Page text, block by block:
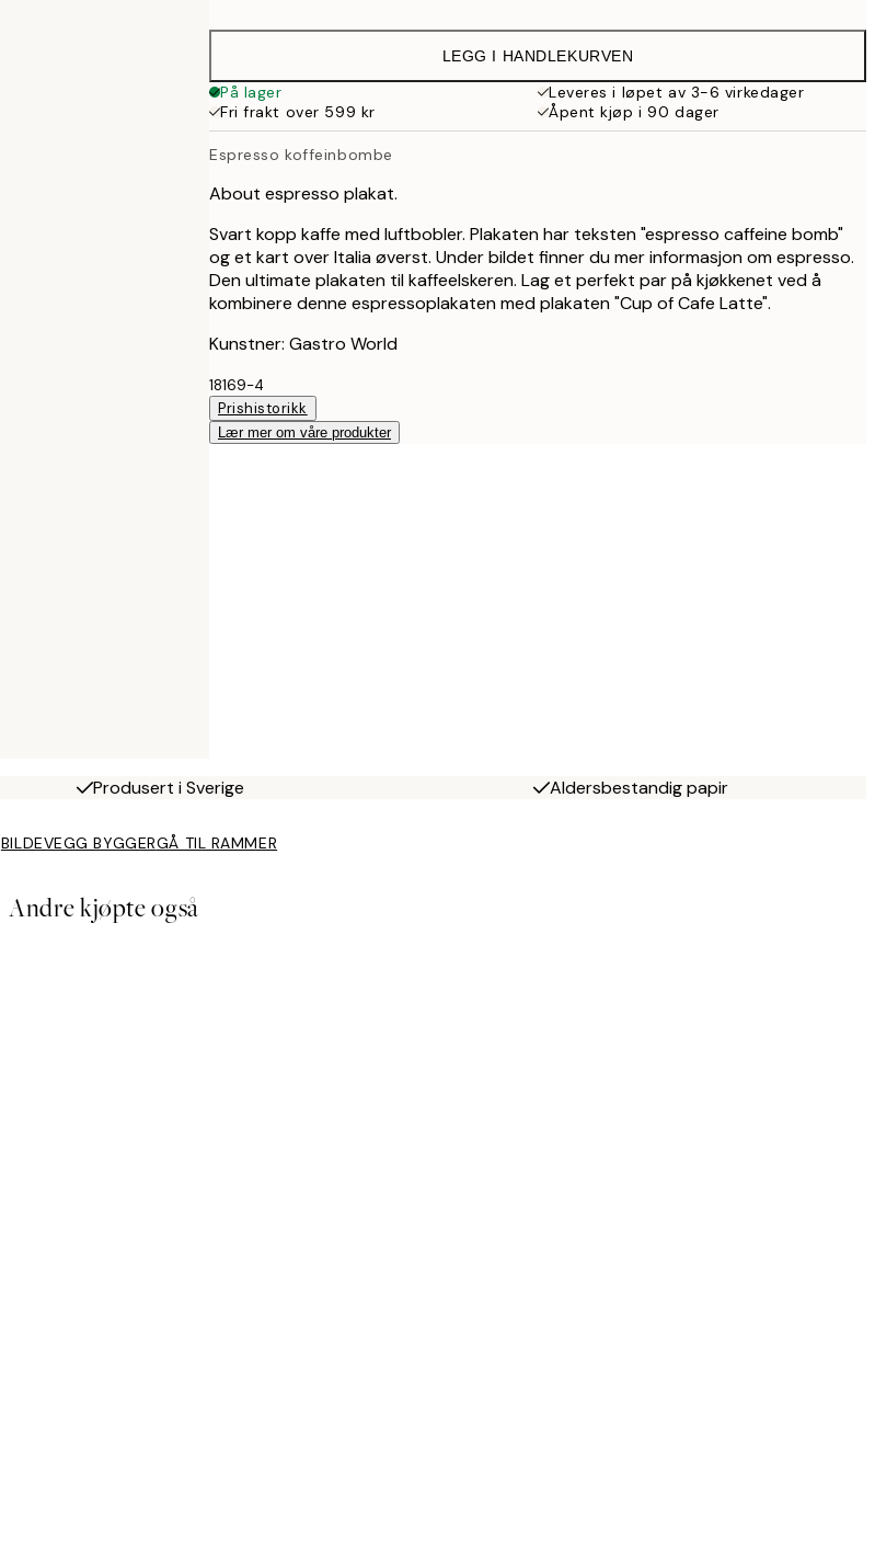
215 kr
289 kr
50x70 cm
359 kr
LEGG I HANDLEKURVEN
På lager
Leveres i løpet av 3-6 virkedager
Fri frakt over 599 kr
Åpent kjøp i 90 dager
Espresso koffeinbombe
About espresso plakat.
Svart kopp kaffe med luftbobler. Plakaten har teksten "espresso caffeine bomb"
og et kart over Italia øverst. Under bildet finner du mer informasjon om espresso.
Den ultimate plakaten til kaffeelskeren. Lag et perfekt par på kjøkkenet ved å
kombinere denne espressoplakaten med plakaten "Cup of Cafe Latte".
Kunstner: Gastro World
18169-4
Prishistorikk
Lær mer om våre produkter
Produsert i Sverige Aldersbestandig papir
BILDEVEGG BYGGERGÅ TIL RAMMER
Andre kjøpte også